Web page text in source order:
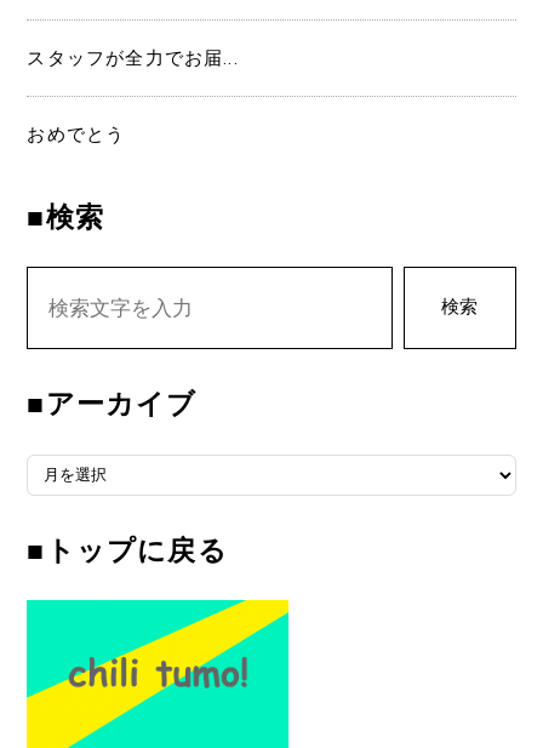
スタッフが全力でお届...
おめでとう
■検索
検索
■アーカイブ
■アーカイブ
■トップに戻る